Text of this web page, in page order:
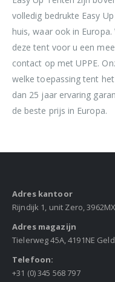
volledig bedrukte Easy
huis, waar ook in
deze tent voor u een
contact op met UPPE.
welke toepassing tent
dan 25 jaar ervaring
de beste prijs in Europa.
Adres kantoor
Rijndijk 1, unit Zero,
Adres magazijn
Tielerweg 45A, 4191NE
Telefoon:
+31 (0) 345 568 797